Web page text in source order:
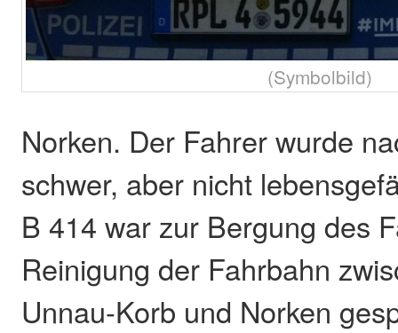
(Symbolbild)
Norken. Der Fahrer wurde
schwer, aber nicht
B 414 war zur Bergung des
Reinigung der Fahrbahn
Unnau-Korb und Norken